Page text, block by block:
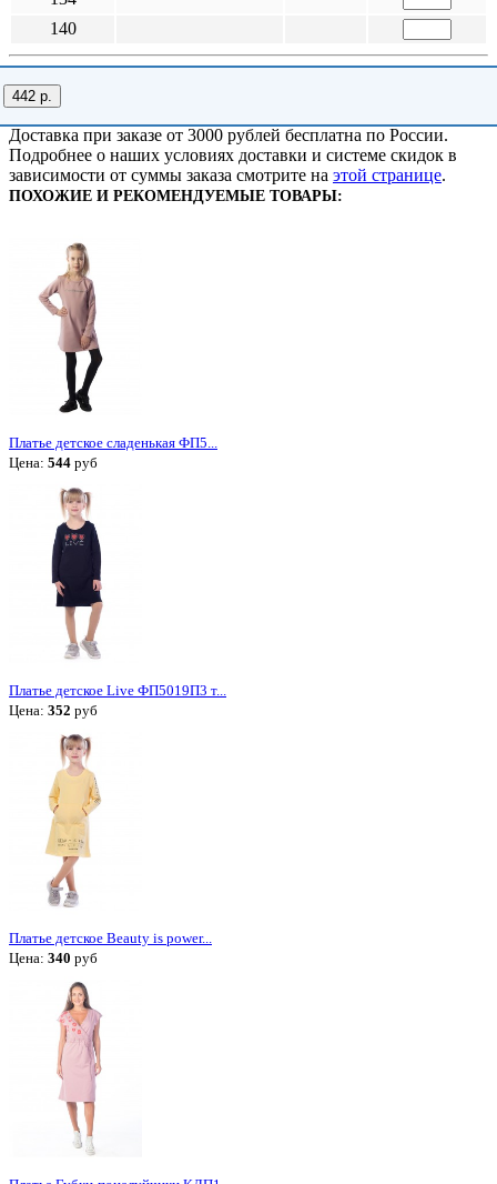
140
442 р.
Доставка при заказе от 3000 рублей бесплатна по России.
Подробнее о наших условиях доставки и системе скидок в
зависимости от суммы заказа смотрите на этой странице.
ПОХОЖИЕ И РЕКОМЕНДУЕМЫЕ ТОВАРЫ:
Платье детское сладенькая ФП5...
Цена: 544 руб
Платье детское Live ФП5019П3 т...
Цена: 352 руб
Платье детское Beauty is power...
Цена: 340 руб